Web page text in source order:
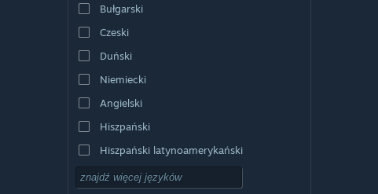
Bułgarski
Czeski
Duński
Niemiecki
Angielski
Hiszpański
Hiszpański latynoamerykański